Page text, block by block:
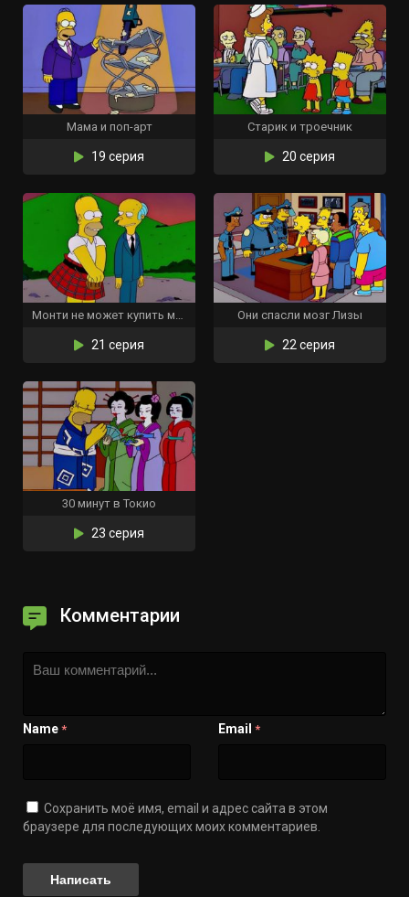
Мама и поп-арт
19 серия
Старик и троечник
20 серия
Монти не может купить мне любовь
21 серия
Они спасли мозг Лизы
22 серия
30 минут в Токио
23 серия
Комментарии
Name * Email *
Сохранить моё имя, email и адрес сайта в этом
браузере для последующих моих комментариев.